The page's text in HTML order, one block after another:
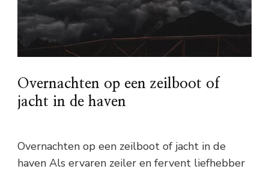
Overnachten op een zeilboot of
jacht in de haven
Overnachten op een zeilboot of jacht in de
haven Als ervaren zeiler en fervent liefhebber